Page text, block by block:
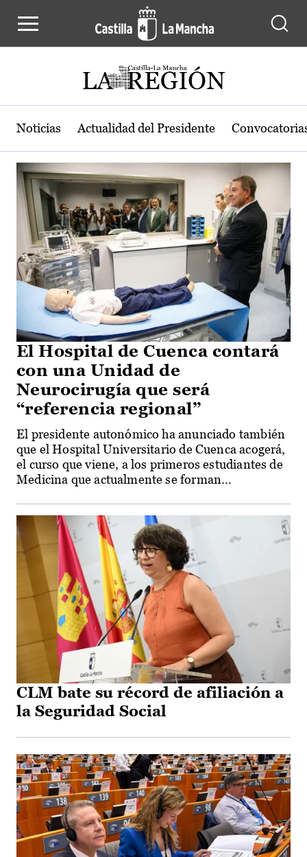
Actualidad de la región de Castilla-
Noticias Actualidad del Presidente
El Hospital de Cuenca contará
con una Unidad de
Neurocirugía que será
“referencia regional”
El presidente autonómico ha anunciado también
que el Hospital Universitario de Cuenca acogerá,
el curso que viene, a los primeros estudiantes de
Medicina que actualmente se forman...
CLM bate su récord de afiliación a
la Seguridad Social